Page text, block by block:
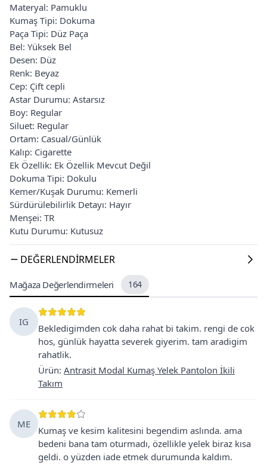
Materyal: Pamuklu
Kumaş Tipi: Dokuma
Paça Tipi: Düz Paça
Bel: Yüksek Bel
Desen: Düz
Renk: Beyaz
Cep: Çift cepli
Astar Durumu: Astarsız
Boy: Regular
Siluet: Regular
Ortam: Casual/Günlük
Kalıp: Cigarette
Ek Özellik: Ek Özellik Mevcut Değil
Dokuma Tipi: Dokulu
Kemer/Kuşak Durumu: Kemerli
Sürdürülebilirlik Detayı: Hayır
Menşei: TR
Kutu Durumu: Kutusuz
DEĞERLENDIRMELER
Mağaza Değerlendirmeleri 164
IG
Bekledigimden cok daha rahat bi takim. rengi de cok
hos, günlük hayatta severek giyerim. tam aradigim
rahatlik.
Ürün: Antrasit Modal Kumaş Yelek Pantolon İkili
Takım
ME
Kumaş ve kesim kalitesini begendim aslında. ama
bedeni bana tam oturmadı, özellikle yelek biraz kısa
geldi. o yüzden iade etmek durumunda kaldım.